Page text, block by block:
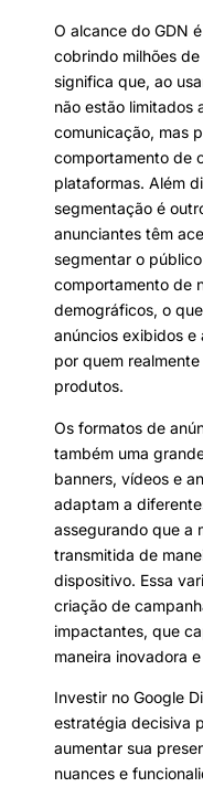
O alcance do GDN
cobrindo milhões
significa que, ao
não estão limitados
comunicação, mas
comportamento de
plataformas. Além
segmentação é
anunciantes têm
segmentar o
comportamento de
demográficos, o
anúncios exibidos e
por quem
produtos.
Os formatos de
também uma
banners, vídeos e
adaptam a
assegurando que a
transmitida de
dispositivo. Essa
criação de
impactantes, que
maneira inovadora
Investir no Google
estratégia decisiva
aumentar sua
nuances e